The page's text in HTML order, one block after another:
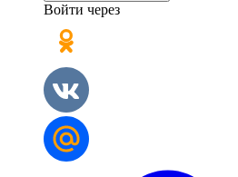
Войти через